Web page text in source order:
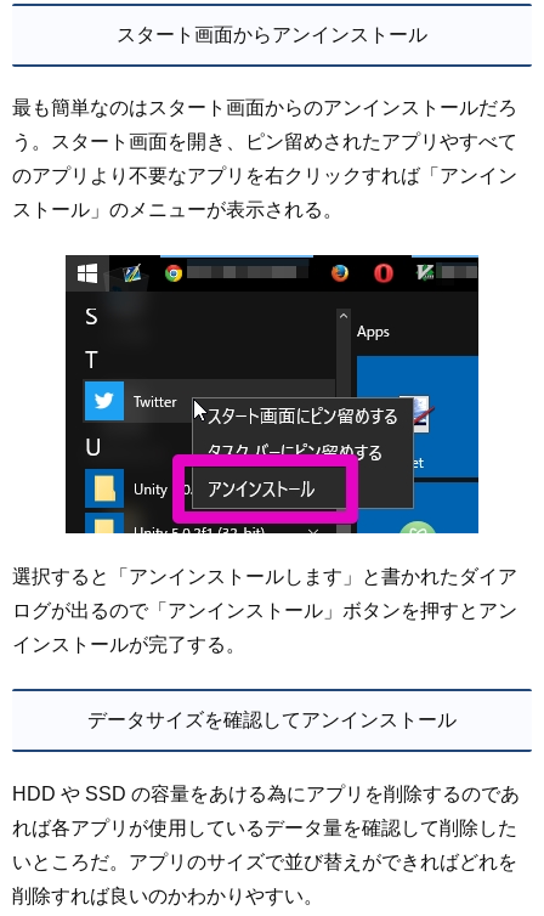
スタート画面からアンインストール
最も簡単なのはスタート画面からのアンインストールだろ
う。スタート画面を開き、ピン留めされたアプリやすべて
のアプリより不要なアプリを右クリックすれば「アンイン
ストール」のメニューが表示される。
選択すると「アンインストールします」と書かれたダイア
ログが出るので「アンインストール」ボタンを押すとアン
インストールが完了する。
データサイズを確認してアンインストール
HDD や SSD の容量をあける為にアプリを削除するのであ
れば各アプリが使用しているデータ量を確認して削除した
いところだ。アプリのサイズで並び替えができればどれを
削除すれば良いのかわかりやすい。